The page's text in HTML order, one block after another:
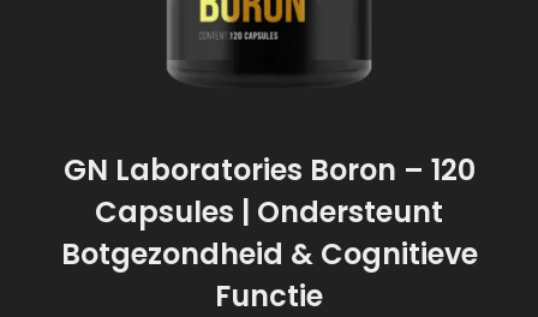
GN Laboratories Boron – 120
Capsules | Ondersteunt
Botgezondheid & Cognitieve
Functie